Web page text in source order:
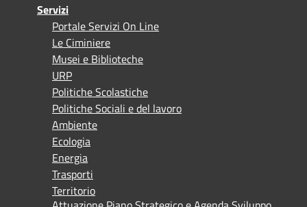
Servizi
Portale Servizi On Line
Le Ciminiere
Musei e Biblioteche
URP
Politiche Scolastiche
Politiche Sociali e del lavoro
Ambiente
Ecologia
Energia
Trasporti
Territorio